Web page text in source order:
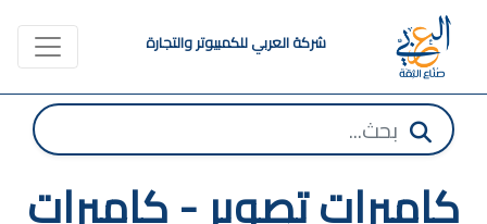
شركة العربي للكمبيوتر والتجارة
كاميرات تصوير - كاميرات